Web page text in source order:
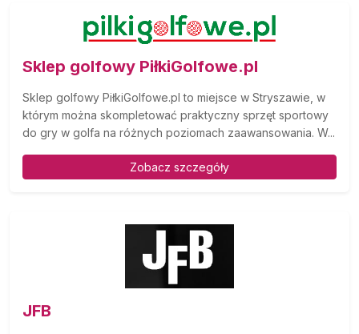
Sklep golfowy PiłkiGolfowe.pl
Sklep golfowy PiłkiGolfowe.pl to miejsce w Stryszawie, w
którym można skompletować praktyczny sprzęt sportowy
do gry w golfa na różnych poziomach zaawansowania. W...
Zobacz szczegóły
JFB